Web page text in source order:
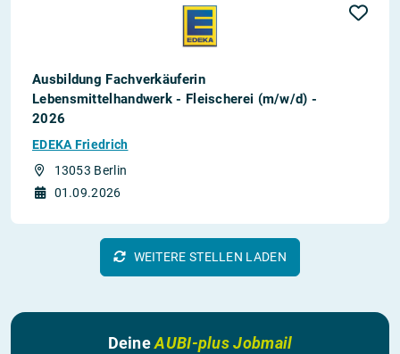
Ausbildung Fachverkäuferin
Lebensmittelhandwerk - Fleischerei (m/w/d) -
2026
EDEKA Friedrich
13053 Berlin
01.09.2026
WEITERE STELLEN LADEN
DeineAUBI-plus Jobmail